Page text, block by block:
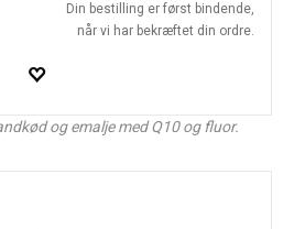
Din bestilling er først bindende,
når vi har bekræftet din ordre.
og emalje med Q10 og fluor.